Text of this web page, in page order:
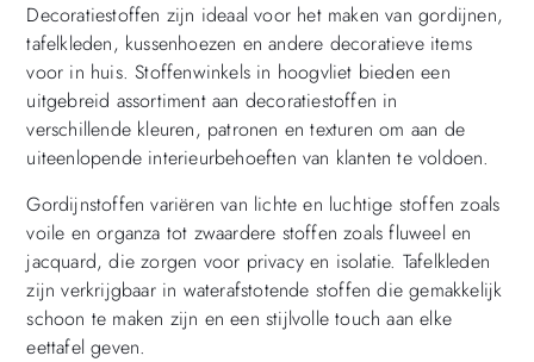
Decoratiestoffen zijn ideaal voor het maken van gordijnen,
tafelkleden, kussenhoezen en andere decoratieve items
voor in huis. Stoffenwinkels in hoogvliet bieden een
uitgebreid assortiment aan decoratiestoffen in
verschillende kleuren, patronen en texturen om aan de
uiteenlopende interieurbehoeften van klanten te voldoen.
Gordijnstoffen variëren van lichte en luchtige stoffen zoals
voile en organza tot zwaardere stoffen zoals fluweel en
jacquard, die zorgen voor privacy en isolatie. Tafelkleden
zijn verkrijgbaar in waterafstotende stoffen die gemakkelijk
schoon te maken zijn en een stijlvolle touch aan elke
eettafel geven.